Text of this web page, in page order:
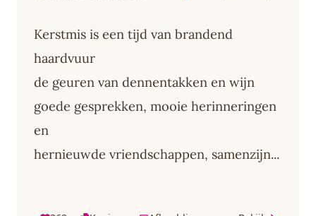
Kerstmis is een tijd van brandend
haardvuur
de geuren van dennentakken en wijn
goede gesprekken, mooie herinneringen
en
hernieuwde vriendschappen, samenzijn...